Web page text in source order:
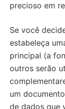
precioso em
Se você
estabeleça
principal (a
outros serão
um
de dados que